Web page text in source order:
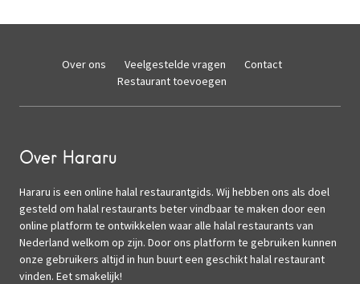
Over ons Veelgestelde vragen
Contact
Restaurant toevoegen
Over Hararu
Hararu is een online halal restaurantgids. Wij hebben ons als doel
gesteld om halal restaurants beter vindbaar te maken door een
online platform te ontwikkelen waar alle halal restaurants van
Nederland welkom op zijn. Door ons platform te gebruiken kunnen
onze gebruikers altijd in hun buurt een geschikt halal restaurant
vinden. Eet smakelijk!